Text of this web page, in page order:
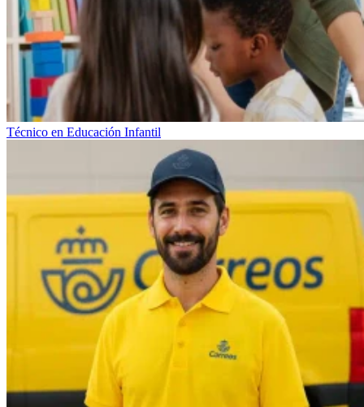
Técnico en Educación Infantil